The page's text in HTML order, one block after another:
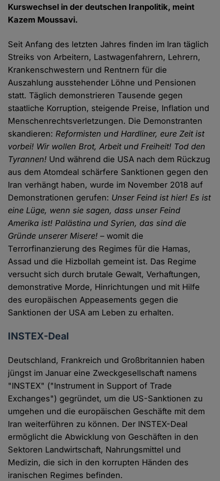
Kurswechsel in der deutschen Iranpolitik, meint
Kazem Moussavi.
Seit Anfang des letzten Jahres finden im Iran täglich
Streiks von Arbeitern, Lastwagenfahrern, Lehrern,
Krankenschwestern und Rentnern für die
Auszahlung ausstehender Löhne und Pensionen
statt. Täglich demonstrieren Tausende gegen
staatliche Korruption, steigende Preise, Inflation und
Menschenrechtsverletzungen. Die Demonstranten
skandieren:Reformisten und Hardliner, eure Zeit ist
vorbei! Wir wollen Brot, Arbeit und Freiheit! Tod den
Tyrannen! Und während die USA nach dem Rückzug
aus dem Atomdeal schärfere Sanktionen gegen den
Iran verhängt haben, wurde im November 2018 auf
Demonstrationen gerufen: Unser Feind ist hier! Es ist
eine Lüge, wenn sie sagen, dass unser Feind
Amerika ist! Palästina und Syrien, das sind die
Gründe unserer Misere! – womit die
Terrorfinanzierung des Regimes für die Hamas,
Assad und die Hizbollah gemeint ist. Das Regime
versucht sich durch brutale Gewalt, Verhaftungen,
demonstrative Morde, Hinrichtungen und mit Hilfe
des europäischen Appeasements gegen die
Sanktionen der USA am Leben zu erhalten.
INSTEX-Deal
Deutschland, Frankreich und Großbritannien haben
jüngst im Januar eine Zweckgesellschaft namens
"INSTEX" ("Instrument in Support of Trade
Exchanges") gegründet, um die US-Sanktionen zu
umgehen und die europäischen Geschäfte mit dem
Iran weiterführen zu können. Der INSTEX-Deal
ermöglicht die Abwicklung von Geschäften in den
Sektoren Landwirtschaft, Nahrungsmittel und
Medizin, die sich in den korrupten Händen des
iranischen Regimes befinden.